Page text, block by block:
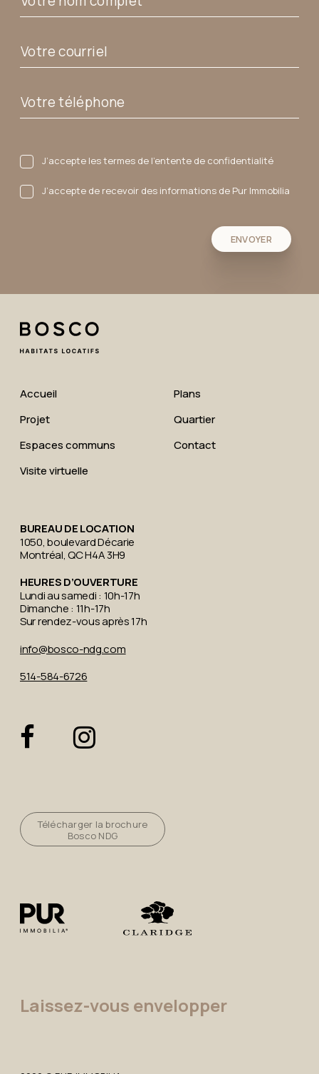
J’accepte les termes de l’entente de confidentialité
J’accepte de recevoir des informations de Pur Immobilia
Accueil
Projet
Espaces communs
Visite virtuelle
Plans
Quartier
Contact
BUREAU DE LOCATION
1050, boulevard Décarie
Montréal, QC H4A 3H9
HEURES D’OUVERTURE
Lundi au samedi : 10h-17h
Dimanche : 11h-17h
Sur rendez-vous après 17h
info@bosco-ndg.com
514-584-6726
Télécharger la brochure
Bosco NDG
Laissez-vous envelopper